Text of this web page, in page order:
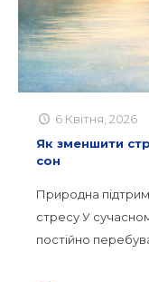
6 Квітня, 2026
Як зменшити
сон
Природна
стресу У
постійно